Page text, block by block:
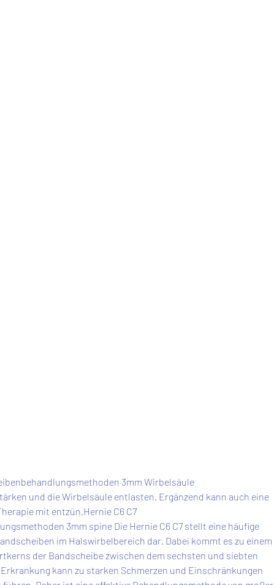
3mm Wirbelsäule
mit entzün,Hernie C6 C7
3mm spine Die Hernie C6 C7 stellt eine häufige
im Halswirbelbereich dar. Dabei kommt es zu einem
der Bandscheibe zwischen dem sechsten und siebten
kann zu starken Schmerzen und Einschränkungen